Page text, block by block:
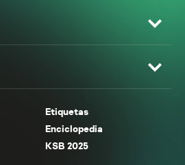
Etiquetas
Enciclopedia
KSB 2025